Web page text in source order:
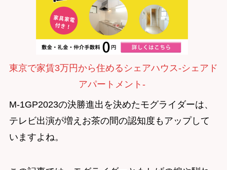
東京で家賃3万円から住めるシェアハウス-シェアド
アパートメント-
M-1GP2023の決勝進出を決めたモグライダーは、
テレビ出演が増えお茶の間の認知度もアップして
いますよね。